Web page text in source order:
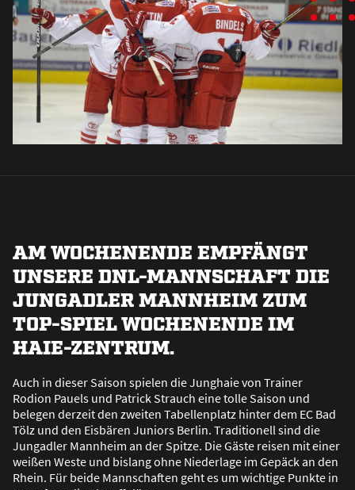
AM WOCHENENDE EMPFÄNGT
UNSERE DNL-MANNSCHAFT DIE
JUNGADLER MANNHEIM ZUM
TOP-SPIEL WOCHENENDE IM
HAIE-ZENTRUM.
Auch in dieser Saison spielen die Junghaie von Trainer
Rodion Pauels und Patrick Strauch eine tolle Saison und
belegen derzeit den zweiten Tabellenplatz hinter dem EC Bad
Tölz und den Eisbären Juniors Berlin. Traditionell sind die
Jungadler Mannheim an der Spitze. Die Gäste reisen mit einer
weißen Weste und bislang ohne Niederlage im Gepäck an den
Rhein. Für beide Mannschaften geht es um wichtige Punkte in